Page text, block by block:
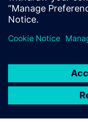
Clinique
napajanje sa
buduće spremno
tehnologije.